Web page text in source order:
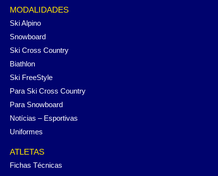
MODALIDADES
Ski Alpino
Snowboard
Ski Cross Country
Biathlon
Ski FreeStyle
Para Ski Cross Country
Para Snowboard
Notícias – Esportivas
Uniformes
ATLETAS
Fichas Técnicas